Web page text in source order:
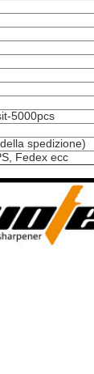
5000pcs
spedizione)
Fedex ecc